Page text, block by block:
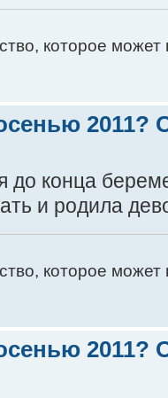
которое
2011?
до конца
и родила
которое
2011?